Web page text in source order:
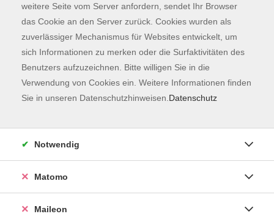
Kontaktformular
Impressum
AGB
Datenschutzerklärung
weitere Seite vom Server anfordern, sendet Ihr Browser
das Cookie an den Server zurück. Cookies wurden als
zuverlässiger Mechanismus für Websites entwickelt, um
sich Informationen zu merken oder die Surfaktivitäten des
Benutzers aufzuzeichnen. Bitte willigen Sie in die
Verwendung von Cookies ein. Weitere Informationen finden
Sie in unseren Datenschutzhinweisen. Datenschutz
Notwendig
Matomo
Maileon